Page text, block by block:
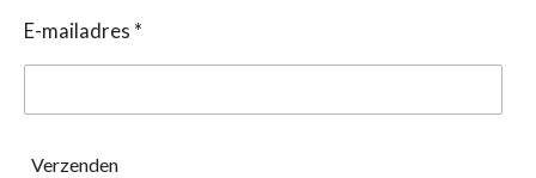
E-mailadres *
Verzenden